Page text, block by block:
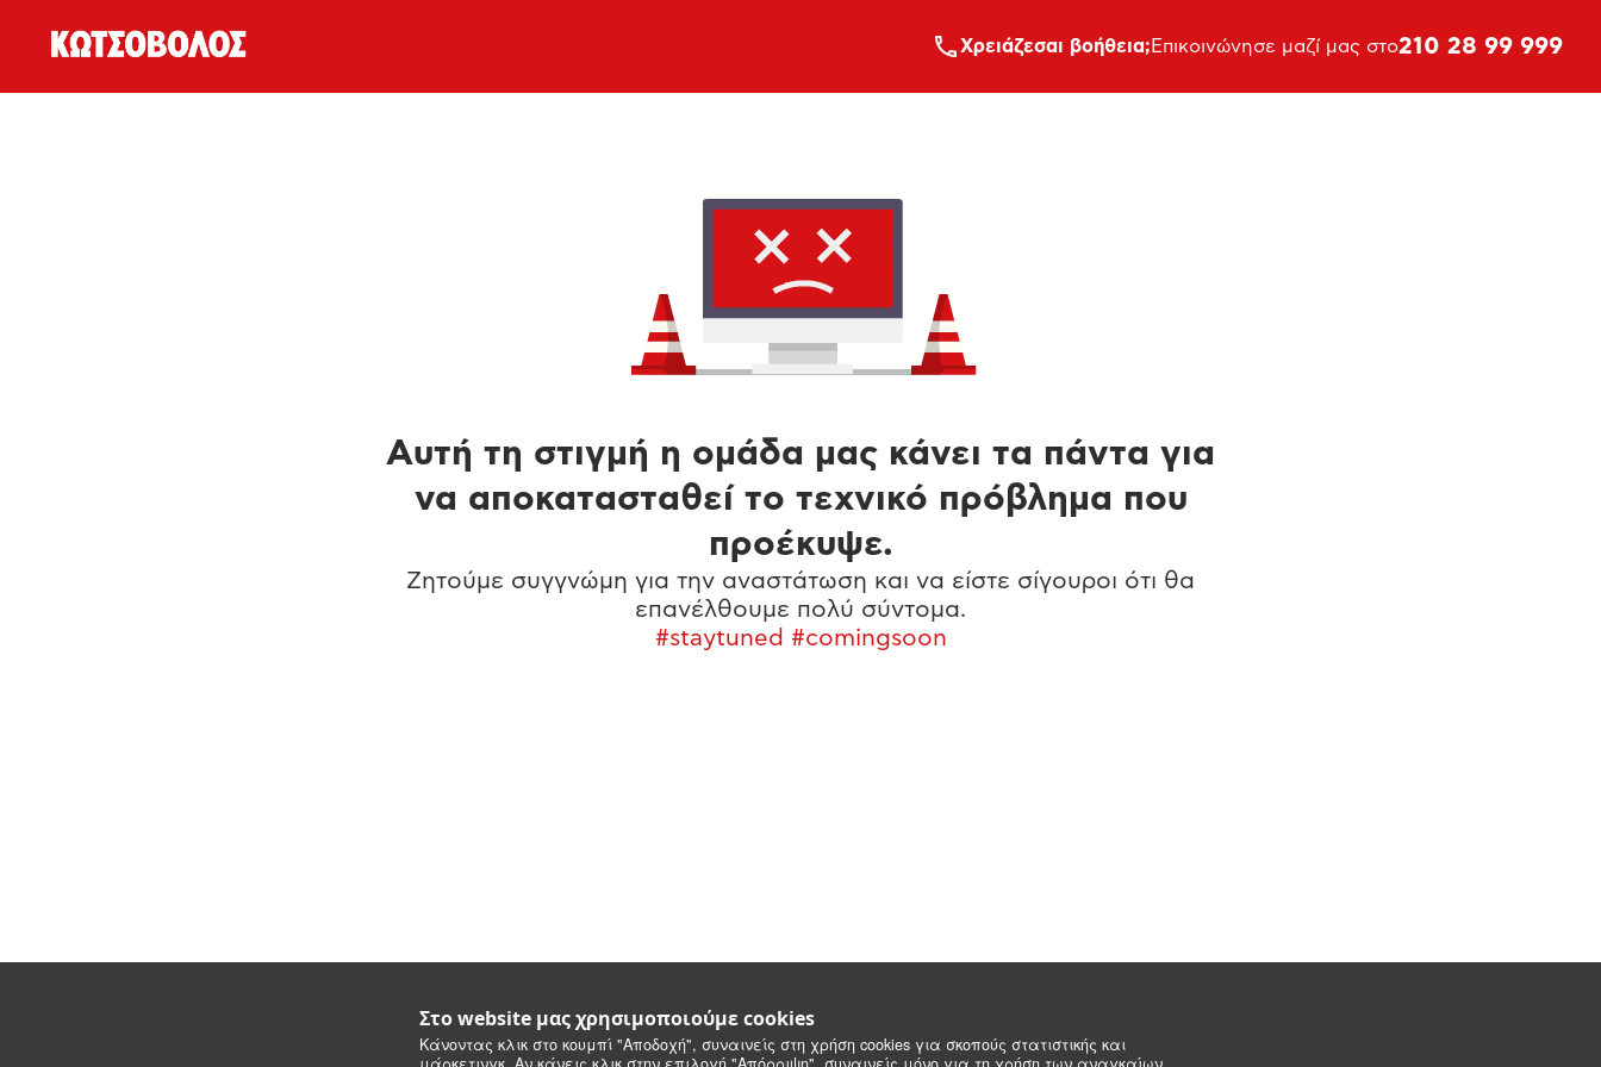
Στο website μας χρησιμοποιούμε cookies
Κάνοντας κλικ στο κουμπί "Αποδοχή", συναινείς στη χρήση cookies για σκοπούς στατιστικής και
Xρειάζεσαι βοήθεια; Επικοινώνησε μαζί μας στο210 28 99 999
Αυτή τη στιγμή η ομάδα μας κάνει τα πάντα για
να αποκατασταθεί το τεχνικό πρόβλημα που
προέκυψε.
Ζητούμε συγγνώμη για την αναστάτωση και να είστε σίγουροι ότι θα
επανέλθουμε πολύ σύντομα.
#staytuned #comingsoon